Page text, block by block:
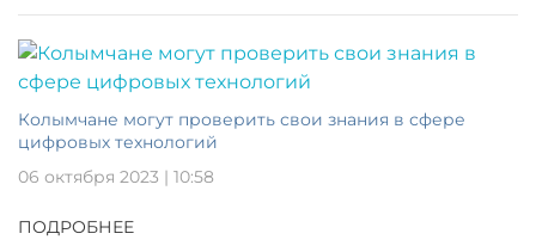
Колымчане могут проверить свои знания в сфере
цифровых технологий
06 октября 2023 | 10:58
ПОДРОБНЕЕ